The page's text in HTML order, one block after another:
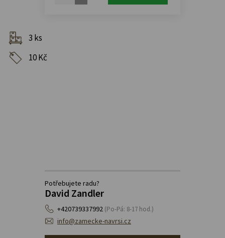
3 ks
10 Kč
Potřebujete radu?
David Zandler
+420739337992 (Po-Pá: 8-17 hod.)
info@zamecke-navrsi.cz